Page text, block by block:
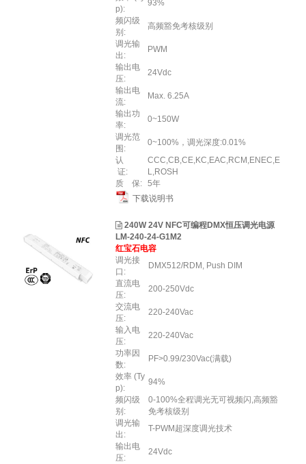
p):
93%
频闪级
别:
高频豁免考核级别
调光输
出:
PWM
输出电
压:
24Vdc
输出电
流:
Max. 6.25A
输出功
率:
0~150W
调光范
围:
0~100%，调光深度:0.01%
认
证:
CCC,CB,CE,KC,EAC,RCM,ENEC,E
L,ROSH
质 保: 5年
下载说明书
240W 24V NFC可编程DMX恒压调光电源
LM-240-24-G1M2
红宝石电容
调光接
口:
DMX512/RDM, Push DIM
直流电
压:
200-250Vdc
交流电
压:
220-240Vac
输入电
压:
220-240Vac
功率因
数:
PF>0.99/230Vac(满载)
效率 (Ty
p):
94%
频闪级
别:
0-100%全程调光无可视频闪,高频豁
免考核级别
调光输
出:
T-PWM超深度调光技术
输出电
压:
24Vdc